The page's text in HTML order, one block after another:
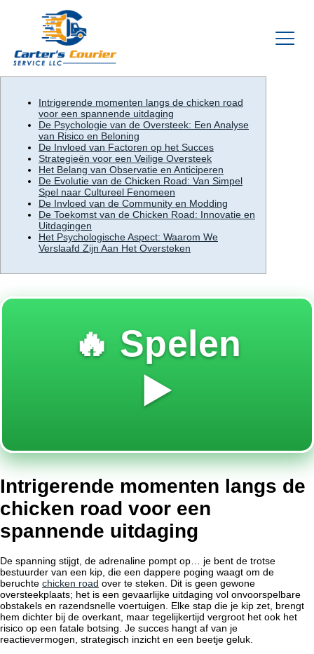
Intrigerende momenten langs de chicken road
voor een spannende uitdaging
De Psychologie van de Oversteek: Een Analyse
van Risico en Beloning
De Invloed van Factoren op het Succes
Strategieën voor een Veilige Oversteek
Het Belang van Observatie en Anticiperen
De Evolutie van de Chicken Road: Van Simpel
Spel naar Cultureel Fenomeen
De Invloed van de Community en Modding
De Toekomst van de Chicken Road: Innovatie en
Uitdagingen
Het Psychologische Aspect: Waarom We
Verslaafd Zijn Aan Het Oversteken
🔥 Spelen
▶️
Intrigerende momenten langs de
chicken road voor een
spannende uitdaging
De spanning stijgt, de adrenaline pompt op… je bent de trotse
bestuurder van een kip, die een dappere poging waagt om de
beruchte chicken road over te steken. Dit is geen gewone
oversteekplaats; het is een gevaarlijke uitdaging vol onvoorspelbare
obstakels en razendsnelle voertuigen. Elke stap die je kip zet, brengt
hem dichter bij de overkant, maar tegelijkertijd vergroot het ook het
risico op een fatale botsing. Je succes hangt af van je
reactievermogen, strategisch inzicht en een beetje geluk.